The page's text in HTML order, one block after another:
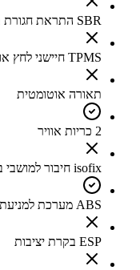
SBR התראת חגורת בטיחות
TPMS חיישני לחץ אוויר
תאורה אוטומטית
2 כריות אוויר
isofix חיבור למושבי בטיחות לילדים
ABS מערכת למניעת נעילת גלגלים
ESP בקרת יציבות